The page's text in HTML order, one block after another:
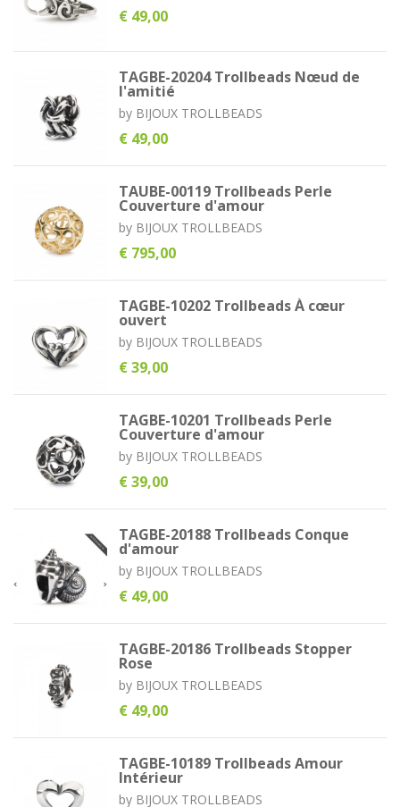
€ 49,00
TAGBE-20204 Trollbeads Nœud de
l'amitié
by BIJOUX TROLLBEADS
€ 49,00
TAUBE-00119 Trollbeads Perle
Couverture d'amour
by BIJOUX TROLLBEADS
€ 795,00
TAGBE-10202 Trollbeads À cœur
ouvert
by BIJOUX TROLLBEADS
€ 39,00
TAGBE-10201 Trollbeads Perle
Couverture d'amour
by BIJOUX TROLLBEADS
€ 39,00
TAGBE-20188 Trollbeads Conque
d'amour
by BIJOUX TROLLBEADS
€ 49,00
TAGBE-20186 Trollbeads Stopper
Rose
by BIJOUX TROLLBEADS
€ 49,00
TAGBE-10189 Trollbeads Amour
Intérieur
by BIJOUX TROLLBEADS